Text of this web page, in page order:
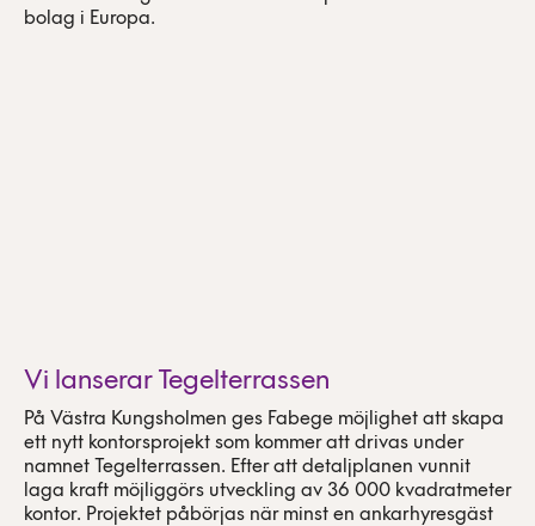
bolag i Europa.
Vi lanserar Tegelterrassen
På Västra Kungsholmen ges Fabege möjlighet att skapa
ett nytt kontorsprojekt som kommer att drivas under
namnet Tegelterrassen. Efter att detaljplanen vunnit
laga kraft möjliggörs utveckling av 36 000 kvadratmeter
kontor. Projektet påbörjas när minst en ankarhyresgäst